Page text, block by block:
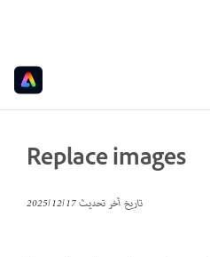
Replace images
تاريخ آخر تحديث17‏/12‏/2025